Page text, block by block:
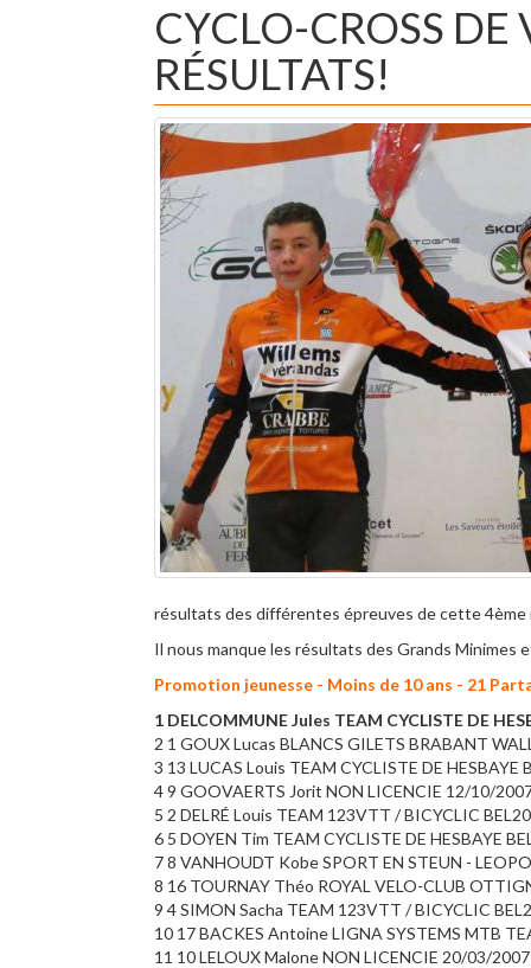
CYCLO-CROSS DE
RÉSULTATS!
résultats des différentes épreuves de cette 4ème
Il nous manque les résultats des Grands Minimes
Promotion jeunesse - Moins de 10 ans - 21
1 DELCOMMUNE Jules TEAM CYCLISTE DE
2 1 GOUX Lucas BLANCS GILETS BRABANT
3 13 LUCAS Louis TEAM CYCLISTE DE HESBAYE
4 9 GOOVAERTS Jorit NON LICENCIE 12/10/
5 2 DELRÉ Louis TEAM 123VTT / BICYCLIC
6 5 DOYEN Tim TEAM CYCLISTE DE HESBAYE
7 8 VANHOUDT Kobe SPORT EN STEUN -
8 16 TOURNAY Théo ROYAL VELO-CLUB
9 4 SIMON Sacha TEAM 123VTT / BICYCLIC
10 17 BACKES Antoine LIGNA SYSTEMS MTB
11 10 LELOUX Malone NON LICENCIE 20/03/2007